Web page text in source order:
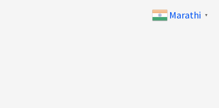
Marathi ▼